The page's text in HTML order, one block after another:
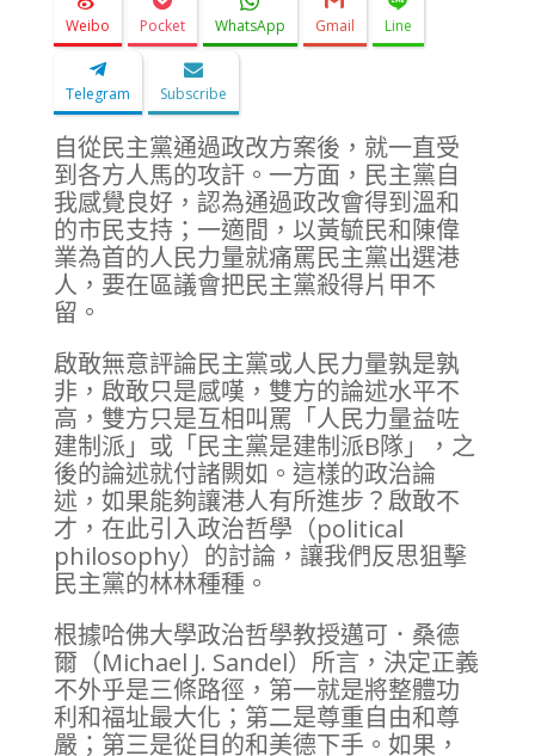
Weibo Pocket WhatsApp Gmail Line
Telegram Subscribe
自從民主黨通過政改方案後，就一直受
到各方人馬的攻訐。一方面，民主黨自
我感覺良好，認為通過政改會得到溫和
的市民支持；一適間，以黃毓民和陳偉
業為首的人民力量就痛罵民主黨出選港
人，要在區議會把民主黨殺得片甲不
留。
啟敢無意評論民主黨或人民力量孰是孰
非，啟敢只是感嘆，雙方的論述水平不
高，雙方只是互相叫罵「人民力量益咗
建制派」或「民主黨是建制派B隊」，之
後的論述就付諸闕如。這樣的政治論
述，如果能夠讓港人有所進步？啟敢不
才，在此引入政治哲學（political
philosophy）的討論，讓我們反思狙擊
民主黨的林林種種。
根據哈佛大學政治哲學教授邁可．桑德
爾（Michael J. Sandel）所言，決定正義
不外乎是三條路徑，第一就是將整體功
利和福址最大化；第二是尊重自由和尊
嚴；第三是從目的和美德下手。如果，